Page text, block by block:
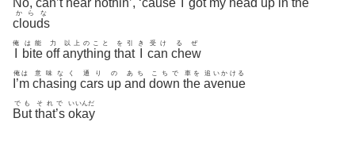
clouds
からな
俺
bite
は能
off
力
anything
以上のこと
that
を引 き
can
受け
chew
るぜ
I’m
俺は
chasing
意味なく
cars
通り
up
の
and
あち
down
こちで
the
車を
avenue
追いかける
But
でも
that’s
それで
okay
いいんだ